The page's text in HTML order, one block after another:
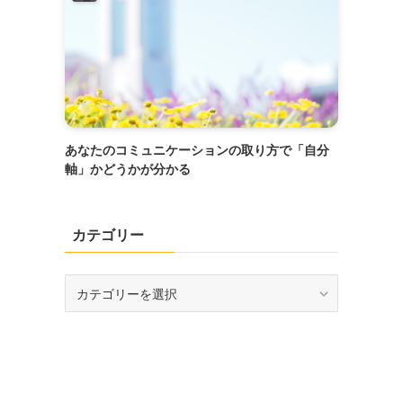
あなたのコミュニケーションの取り方で「自分
軸」かどうかが分かる
カテゴリー